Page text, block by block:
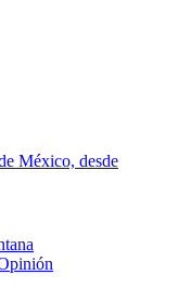
México, desde